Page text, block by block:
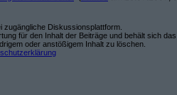
zugängliche Diskussionsplattform.
für den Inhalt der Beiträge und behält sich das
oder anstößigem Inhalt zu löschen.